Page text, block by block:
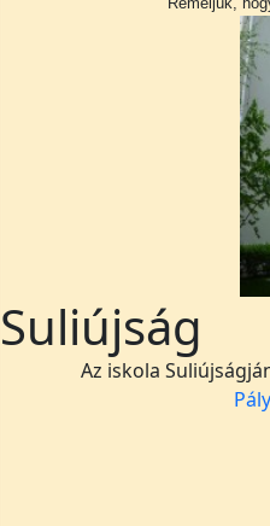
Suliújság
Az iskola